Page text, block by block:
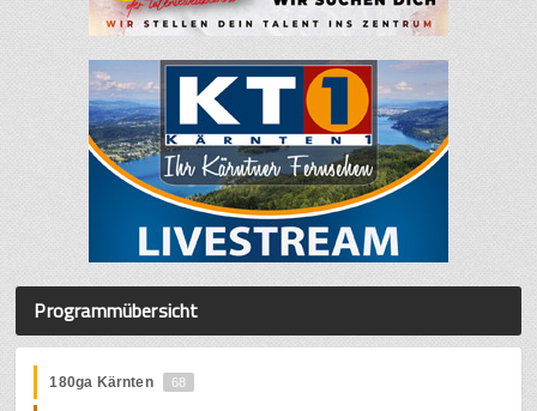
Programmübersicht
180ga Kärnten 68